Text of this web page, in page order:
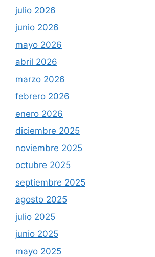
julio 2026
junio 2026
mayo 2026
abril 2026
marzo 2026
febrero 2026
enero 2026
diciembre 2025
noviembre 2025
octubre 2025
septiembre 2025
agosto 2025
julio 2025
junio 2025
mayo 2025